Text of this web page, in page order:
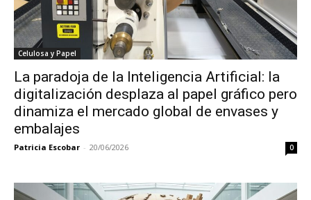
Celulosa y Papel
La paradoja de la Inteligencia Artificial: la
digitalización desplaza al papel gráfico pero
dinamiza el mercado global de envases y
embalajes
Patricia Escobar - 20/06/2026 0